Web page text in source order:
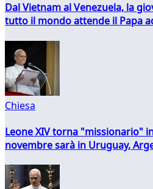
Dal Vietnam al Venezuela, la
tutto il mondo attende il Papa
Chiesa
Leone XIV torna "missionario"
novembre sarà in Uruguay,